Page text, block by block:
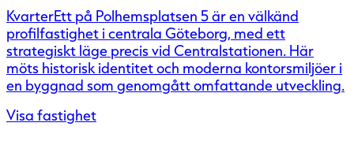
KvarterEtt på Polhemsplatsen 5 är en välkänd
profilfastighet i centrala Göteborg, med ett
strategiskt läge precis vid Centralstationen. Här
möts historisk identitet och moderna kontorsmiljöer i
en byggnad som genomgått omfattande utveckling.
Visa fastighet